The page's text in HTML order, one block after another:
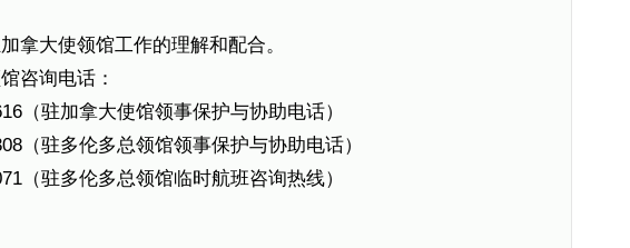
拿大使领馆工作的理解和配合。
咨询电话：
（驻加拿大使馆领事保护与协助电话）
（驻多伦多总领馆领事保护与协助电话）
（驻多伦多总领馆临时航班咨询热线）